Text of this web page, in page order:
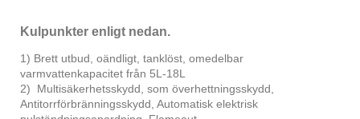
Kulpunkter enligt nedan.
1) Brett utbud, oändligt, tanklöst, omedelbar
varmvattenkapacitet från 5L-18L
2) Multisäkerhetsskydd, som överhettningsskydd,
Antitorrförbränningsskydd, Automatisk elektrisk